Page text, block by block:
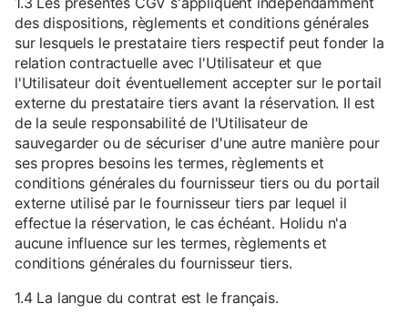
des dispositions, règlements et conditions générales
sur lesquels le prestataire tiers respectif peut fonder la
relation contractuelle avec l'Utilisateur et que
l'Utilisateur doit éventuellement accepter sur le portail
externe du prestataire tiers avant la réservation. Il est
de la seule responsabilité de l'Utilisateur de
sauvegarder ou de sécuriser d'une autre manière pour
ses propres besoins les termes, règlements et
conditions générales du fournisseur tiers ou du portail
externe utilisé par le fournisseur tiers par lequel il
effectue la réservation, le cas échéant. Holidu n'a
aucune influence sur les termes, règlements et
conditions générales du fournisseur tiers.
1.4 La langue du contrat est le français.